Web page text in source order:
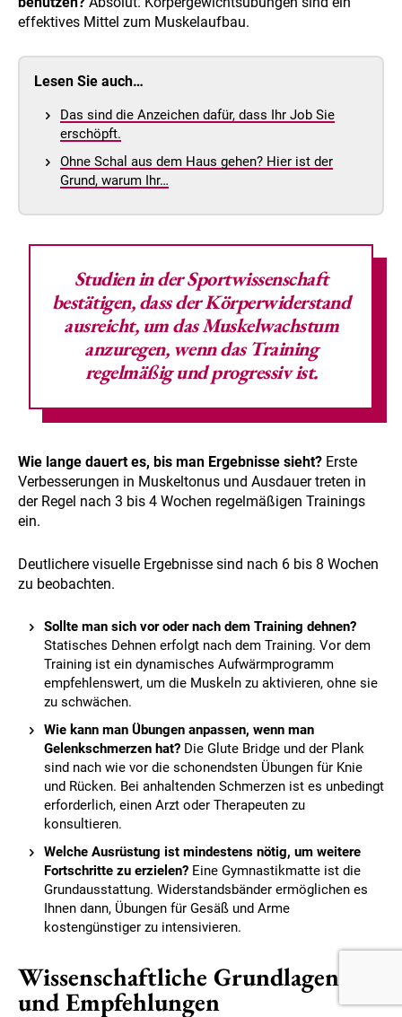
effektives Mittel zum Muskelaufbau.
Lesen Sie auch…
Das sind die Anzeichen dafür, dass Ihr Job Sie
erschöpft.
Ohne Schal aus dem Haus gehen? Hier ist der
Grund, warum Ihr…
Studien in der Sportwissenschaft
bestätigen, dass der Körperwiderstand
ausreicht, um das Muskelwachstum
anzuregen, wenn das Training
regelmäßig und progressiv ist.
Wie lange dauert es, bis man Ergebnisse sieht? Erste
Verbesserungen in Muskeltonus und Ausdauer treten in
der Regel nach 3 bis 4 Wochen regelmäßigen Trainings
ein.
Deutlichere visuelle Ergebnisse sind nach 6 bis 8 Wochen
zu beobachten.
Sollte man sich vor oder nach dem Training dehnen?
Statisches Dehnen erfolgt nach dem Training. Vor dem
Training ist ein dynamisches Aufwärmprogramm
empfehlenswert, um die Muskeln zu aktivieren, ohne sie
zu schwächen.
Wie kann man Übungen anpassen, wenn man
Gelenkschmerzen hat? Die Glute Bridge und der Plank
sind nach wie vor die schonendsten Übungen für Knie
und Rücken. Bei anhaltenden Schmerzen ist es unbedingt
erforderlich, einen Arzt oder Therapeuten zu
konsultieren.
Welche Ausrüstung ist mindestens nötig, um weitere
Fortschritte zu erzielen? Eine Gymnastikmatte ist die
Grundausstattung. Widerstandsbänder ermöglichen es
Ihnen dann, Übungen für Gesäß und Arme
kostengünstiger zu intensivieren.
Wissenschaftliche Grundlagen
und Empfehlungen